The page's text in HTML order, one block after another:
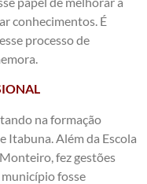
conhecimentos. É
processo de
na formação
Itabuna. Além da Escola
fez gestões
fosse